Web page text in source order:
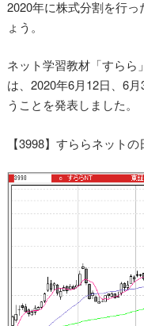
2020年に株式分割を行
ょう。
ネット学習教材「すらら
は、2020年6月12日、6
うことを発表しました。
【3998】すららネット